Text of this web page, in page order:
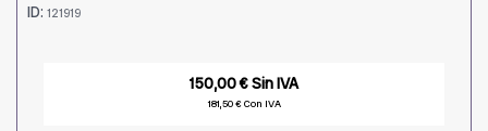
ID: 121919
150,00 € Sin IVA
181,50 € Con IVA